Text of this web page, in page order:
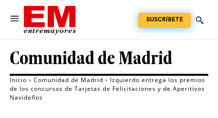
SUSCRÍBETE
Comunidad de Madrid
Inicio Comunidad de Madrid
Izquierdo entrega los premios
de los concursos de Tarjetas de Felicitaciones y de Aperitivos
Navideños